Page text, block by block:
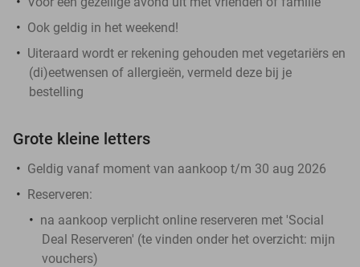
Ook geldig in het weekend!
Uiteraard wordt er rekening gehouden met vegetariërs en
(di)eetwensen of allergieën, vermeld deze bij je
bestelling
Grote kleine letters
Geldig vanaf moment van aankoop t/m 30 aug 2026
Reserveren:
na aankoop verplicht online reserveren met 'Social
Deal Reserveren' (te vinden onder het overzicht: mijn
vouchers)